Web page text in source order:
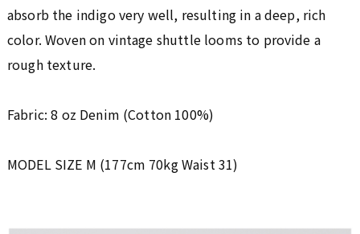
absorb the indigo very well, resulting in a deep, rich
color. Woven on vintage shuttle looms to provide a
rough texture.
Fabric: 8 oz Denim (Cotton 100%)
MODEL SIZE M (177cm 70kg Waist 31)